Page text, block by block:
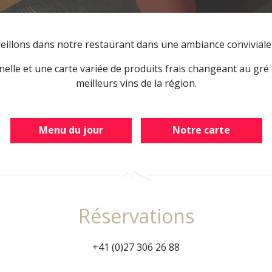
dans notre restaurant dans une ambiance
et une carte variée de produits frais changeant au gré
meilleurs vins de la région.
Menu du jour Notre carte
Réservations
+41 (0)27 306 26 88